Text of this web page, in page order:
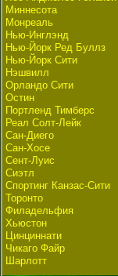
Миннесота
Монреаль
Нью-Инглэнд
Нью-Йорк Ред Буллз
Нью-Йорк Сити
Нэшвилл
Орландо Сити
Остин
Портленд Тимберс
Реал Солт-Лейк
Сан-Диего
Сан-Хосе
Сент-Луис
Сиэтл
Спортинг Канзас-Сити
Торонто
Филадельфия
Хьюстон
Цинциннати
Чикаго Файр
Шарлотт